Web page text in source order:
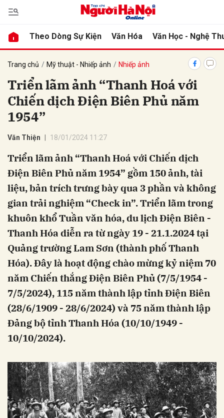
Theo Dòng Sự Kiện Văn Hóa Văn Học - Nghệ
Trang chủ Mỹ thuật - Nhiếp ảnh Nhiếp ảnh
Triển lãm ảnh “Thanh Hoá với
Chiến dịch Điện Biên Phủ năm
1954”
Văn Thiện 18/01/2024 11:27
Triển lãm ảnh “Thanh Hoá với Chiến dịch
Điện Biên Phủ năm 1954” gồm 150 ảnh, tài
liệu, bản trích trưng bày qua 3 phần và không
gian trải nghiệm “Check in”. Triển lãm trong
khuôn khổ Tuần văn hóa, du lịch Điện Biên -
Thanh Hóa diễn ra từ ngày 19 - 21.1.2024 tại
Quảng trường Lam Sơn (thành phố Thanh
Hóa). Đây là hoạt động chào mừng kỷ niệm 70
năm Chiến thắng Điện Biên Phủ (7/5/1954 -
7/5/2024), 115 năm thành lập tỉnh Điện Biên
(28/6/1909 - 28/6/2024) và 75 năm thành lập
Đảng bộ tỉnh Thanh Hóa (10/10/1949 -
10/10/2024).
luận